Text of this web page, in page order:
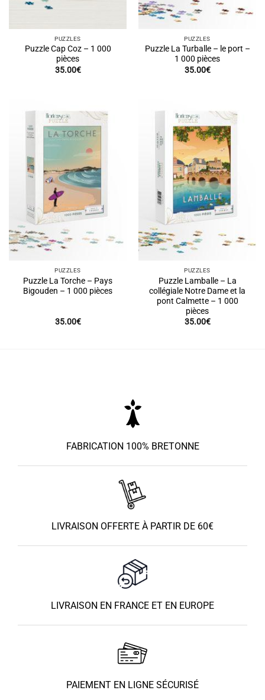
PUZZLES
Puzzle Cap Coz – 1 000
pièces
35.00€
PUZZLES
Puzzle La Turballe – le port –
1 000 pièces
35.00€
PUZZLES
Puzzle La Torche – Pays
Bigouden – 1 000 pièces
35.00€
PUZZLES
Puzzle Lamballe – La
collégiale Notre Dame et la
pont Calmette – 1 000
pièces
35.00€
FABRICATION 100% BRETONNE
LIVRAISON OFFERTE À PARTIR DE 60€
LIVRAISON EN FRANCE ET EN EUROPE
PAIEMENT EN LIGNE SÉCURISÉ